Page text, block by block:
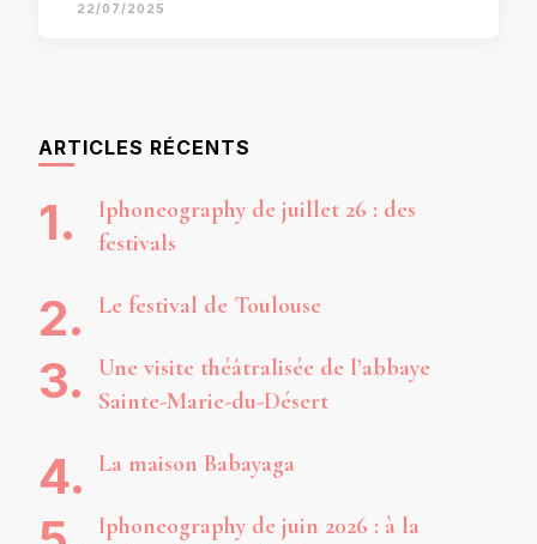
22/07/2025
ARTICLES RÉCENTS
Iphoneography de juillet 26 : des
festivals
Le festival de Toulouse
Une visite théâtralisée de l’abbaye
Sainte-Marie-du-Désert
La maison Babayaga
Iphoneography de juin 2026 : à la